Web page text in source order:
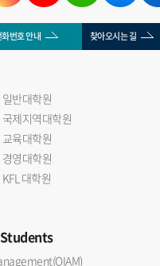
번호 안내 찾아오시는 길
일반대학원
국제지역대학원
교육대학원
경영대학원
KFL 대학원